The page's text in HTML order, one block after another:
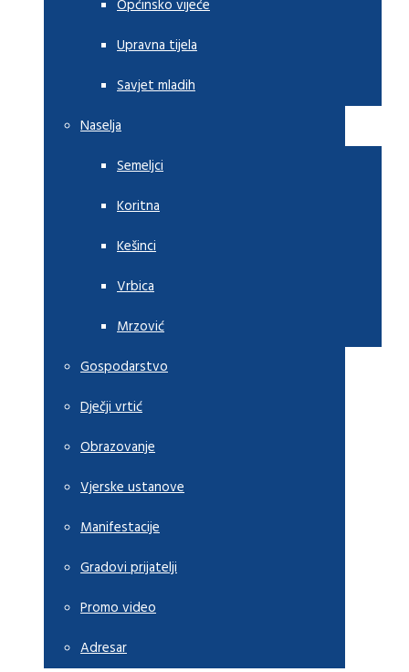
Općinsko vijeće
Upravna tijela
Savjet mladih
Naselja
Semeljci
Koritna
Kešinci
Vrbica
Mrzović
Gospodarstvo
Dječji vrtić
Obrazovanje
Vjerske ustanove
Manifestacije
Gradovi prijatelji
Promo video
Adresar